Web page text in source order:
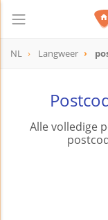
NL Langweer
Alle volledige